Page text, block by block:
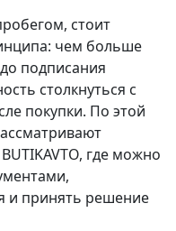
стоит
чем больше
подписания
столкнуться с
покупки. По этой
где можно
и принять решение